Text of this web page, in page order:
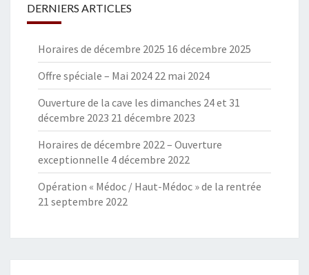
DERNIERS ARTICLES
Horaires de décembre 2025 16 décembre 2025
Offre spéciale – Mai 2024 22 mai 2024
Ouverture de la cave les dimanches 24 et 31
décembre 2023 21 décembre 2023
Horaires de décembre 2022 – Ouverture
exceptionnelle 4 décembre 2022
Opération « Médoc / Haut-Médoc » de la rentrée
21 septembre 2022